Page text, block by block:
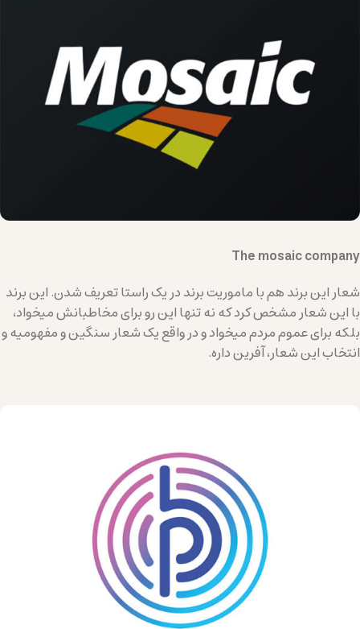
The mosaic company
شعار این برند هم با ماموریت برند در یک راستا تعریف شدن. این برند
با این شعار مشخص کرد که نه تنها این رو برای مخاطبانش میخواد،
بلکه برای عموم مردم میخواد و در واقع یک شعار سنگین و مفهومیه و
انتخاب این شعار، آفرین داره.